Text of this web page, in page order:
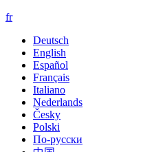
fr
Deutsch
English
Español
Français
Italiano
Nederlands
Česky
Polski
По-русски